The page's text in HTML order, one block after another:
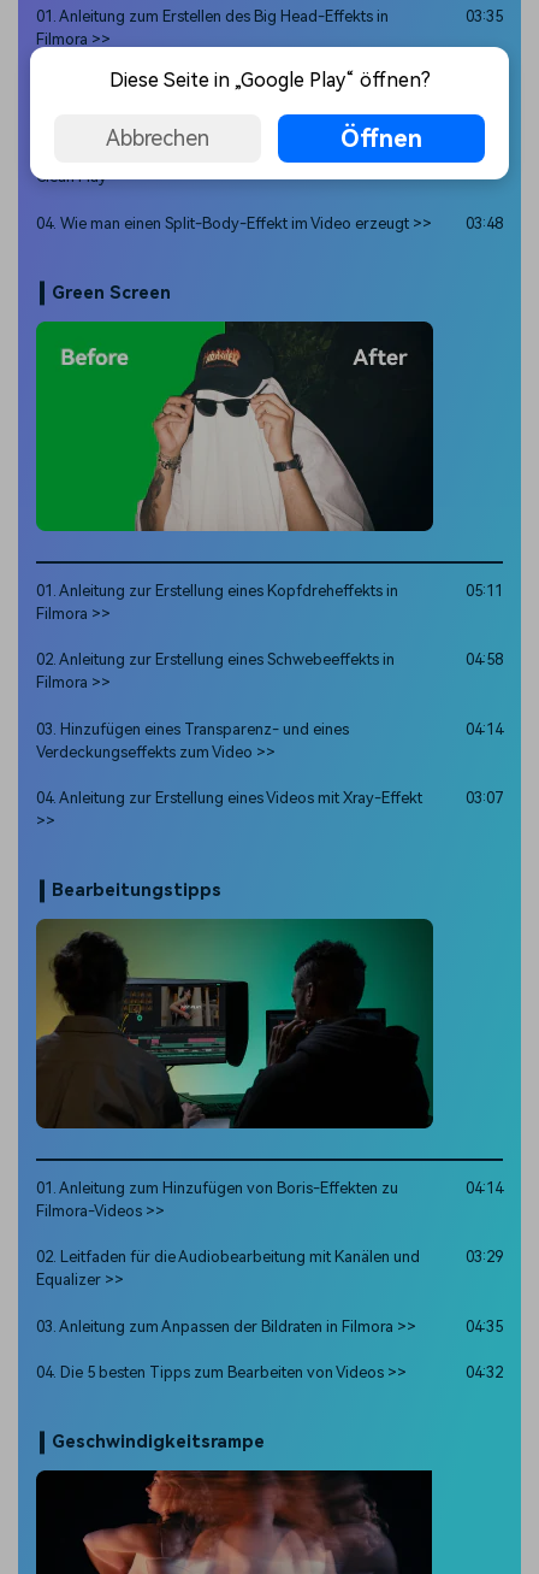
01. Anleitung zum Erstellen des Big Head-Effekts in
Filmora >>
03:35
02. Anleitung zur Erstellung des Effekts Coffee Squeeze in
03. Entfernen von Objekten aus einem Video mit oder ohne
Clean Play
04. Wie man einen Split-Body-Effekt im Video erzeugt >> 03:48
Green Screen
01. Anleitung zur Erstellung eines Kopfdreheffekts in
Filmora >>
05:11
02. Anleitung zur Erstellung eines Schwebeeffekts in
Filmora >>
04:58
03. Hinzufügen eines Transparenz- und eines
Verdeckungseffekts zum Video >>
04:14
04. Anleitung zur Erstellung eines Videos mit Xray-Effekt
>>
03:07
Bearbeitungstipps
01. Anleitung zum Hinzufügen von Boris-Effekten zu
Filmora-Videos >>
04:14
02. Leitfaden für die Audiobearbeitung mit Kanälen und
Equalizer >>
03:29
03. Anleitung zum Anpassen der Bildraten in Filmora >> 04:35
04. Die 5 besten Tipps zum Bearbeiten von Videos >> 04:32
Geschwindigkeitsrampe
Diese Seite in „Google Play“ öffnen?
Abbrechen Öffnen